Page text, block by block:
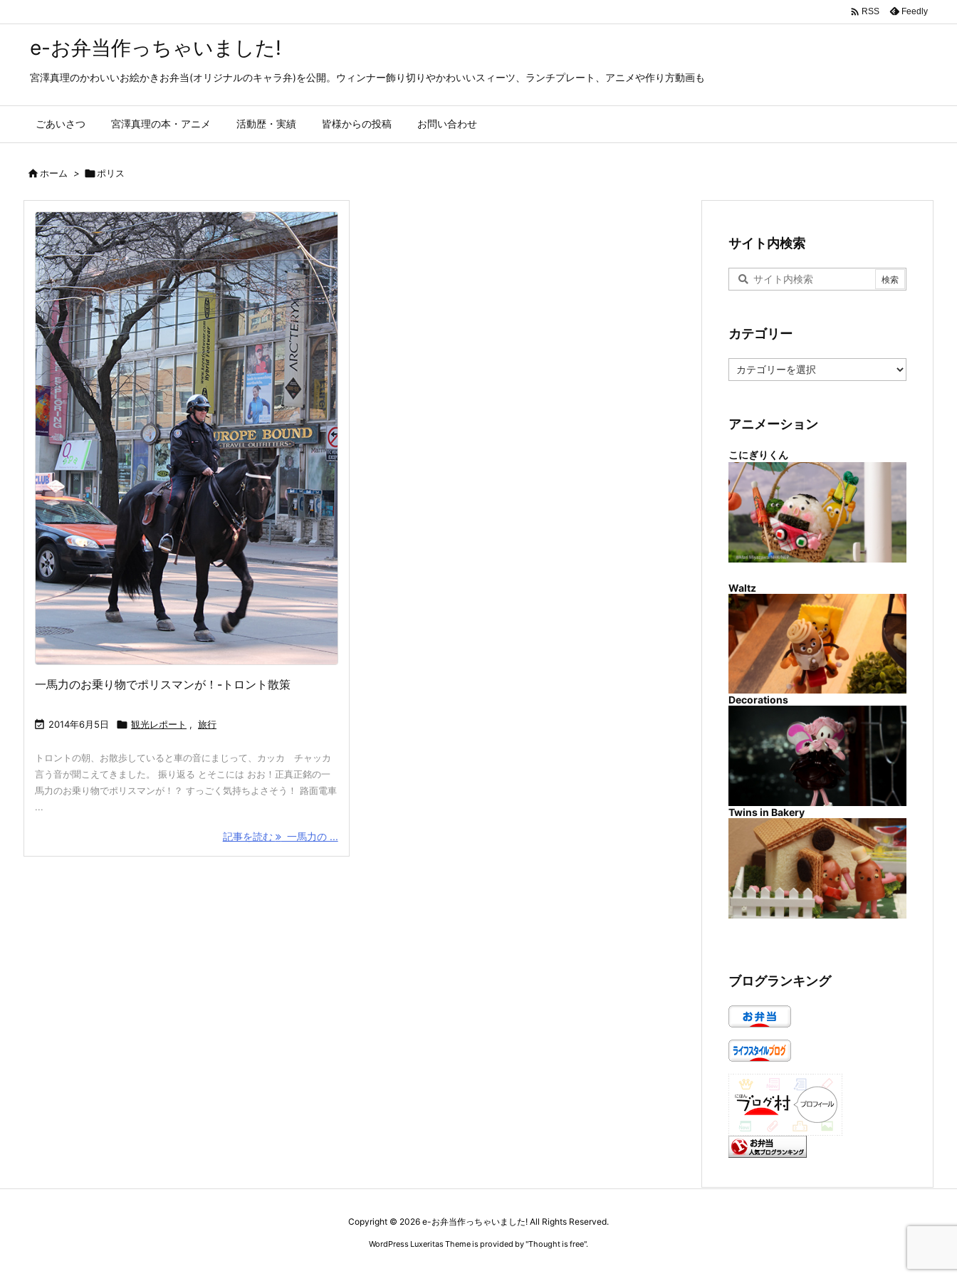
e-お弁当作っちゃいました!
宮澤真理のかわいいお絵かきお弁当(オリジナルのキャラ弁)を公開。ウィンナー飾り切りやかわいいスィーツ、ランチプレート、アニメや作り方動画も
ごあいさつ 宮澤真理の本・アニメ 活動歴・実績 皆様からの投稿 お問い合わせ
 RSS Feedly
ホーム > ポリス
一馬力のお乗り物でポリスマンが！-トロント散策
 2014年6月5日  観光レポート , 旅行
トロントの朝、お散歩していると車の音にまじって、カッカ チャッカ
言う音が聞こえてきました。 振り返る とそこには おお！正真正銘の一
馬力のお乗り物でポリスマンが！？ すっごく気持ちよさそう！ 路面電車
...
記事を読む 一馬力の ...
サイト内検索
カテゴリー
テ
ー
アニメーション
こにぎりくん
Waltz
Decorations
Twins in Bakery
ブログランキング
Copyright © 2026 e-お弁当作っちゃいました! All Rights Reserved.
WordPress Luxeritas Theme is provided by "Thought is free".